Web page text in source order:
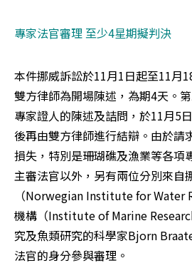
專家法官審理 至少4星期擬判決
本件挪威訴訟於11月1日起至11月
雙方律師為開場陳述，為期4天。
專家證人的陳述及詰問，於11月5
後再由雙方律師進行結辯。由於請
損失，特別是珊瑚礁及漁業等各項
主審法官以外，另有兩位分別來自
（Norwegian Institute for Water
機構（Institute of Marine
究及魚類研究的科學家Bjorn
法官的身分參與審理。